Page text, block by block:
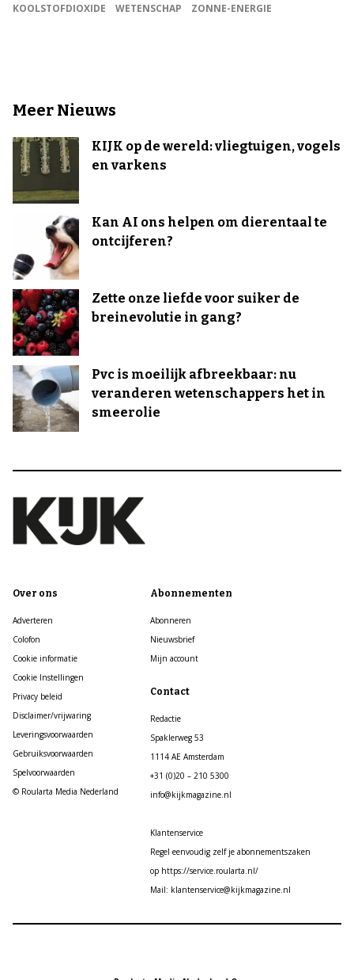
KOOLSTOFDIOXIDE
WETENSCHAP ZONNE-ENERGIE
Meer Nieuws
KIJK op de wereld: vliegtuigen, vogels
en varkens
Kan AI ons helpen om dierentaal te
ontcijferen?
Zette onze liefde voor suiker de
breinevolutie in gang?
Pvc is moeilijk afbreekbaar: nu
veranderen wetenschappers het in
smeerolie
Over ons
Adverteren
Colofon
Cookie informatie
Cookie Instellingen
Privacy beleid
Disclaimer/vrijwaring
Leveringsvoorwaarden
Gebruiksvoorwaarden
Spelvoorwaarden
© Roularta Media Nederland
Abonnementen
Abonneren
Nieuwsbrief
Mijn account
Contact
Redactie
Spaklerweg 53
1114 AE Amsterdam
+31 (0)20 – 210 5300
info@kijkmagazine.nl
Klantenservice
Regel eenvoudig zelf je abonnementszaken
op https://service.roularta.nl/
Mail: klantenservice@kijkmagazine.nl